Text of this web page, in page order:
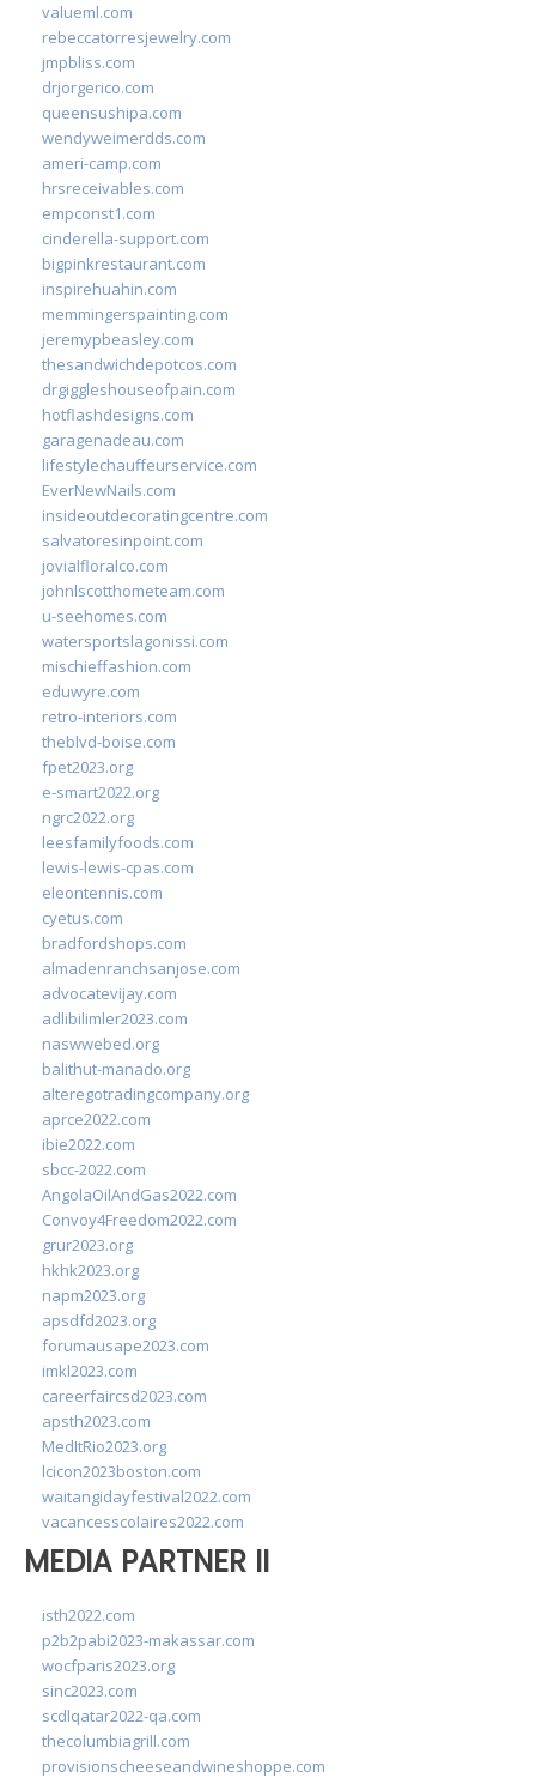
valueml.com
rebeccatorresjewelry.com
jmpbliss.com
drjorgerico.com
queensushipa.com
wendyweimerdds.com
ameri-camp.com
hrsreceivables.com
empconst1.com
cinderella-support.com
bigpinkrestaurant.com
inspirehuahin.com
memmingerspainting.com
jeremypbeasley.com
thesandwichdepotcos.com
drgiggleshouseofpain.com
hotflashdesigns.com
garagenadeau.com
lifestylechauffeurservice.com
EverNewNails.com
insideoutdecoratingcentre.com
salvatoresinpoint.com
jovialfloralco.com
johnlscotthometeam.com
u-seehomes.com
watersportslagonissi.com
mischieffashion.com
eduwyre.com
retro-interiors.com
theblvd-boise.com
fpet2023.org
e-smart2022.org
ngrc2022.org
leesfamilyfoods.com
lewis-lewis-cpas.com
eleontennis.com
cyetus.com
bradfordshops.com
almadenranchsanjose.com
advocatevijay.com
adlibilimler2023.com
naswwebed.org
balithut-manado.org
alteregotradingcompany.org
aprce2022.com
ibie2022.com
sbcc-2022.com
AngolaOilAndGas2022.com
Convoy4Freedom2022.com
grur2023.org
hkhk2023.org
napm2023.org
apsdfd2023.org
forumausape2023.com
imkl2023.com
careerfaircsd2023.com
apsth2023.com
MedItRio2023.org
lcicon2023boston.com
waitangidayfestival2022.com
vacancesscolaires2022.com
MEDIA PARTNER II
isth2022.com
p2b2pabi2023-makassar.com
wocfparis2023.org
sinc2023.com
scdlqatar2022-qa.com
thecolumbiagrill.com
provisionscheeseandwineshoppe.com